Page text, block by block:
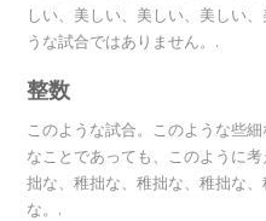
しい、美しい、美しい、美しい
うな試合ではありません。.
整数
このような試合。このような些
なことであっても、このように
拙な、稚拙な、稚拙な、稚拙な
な。.